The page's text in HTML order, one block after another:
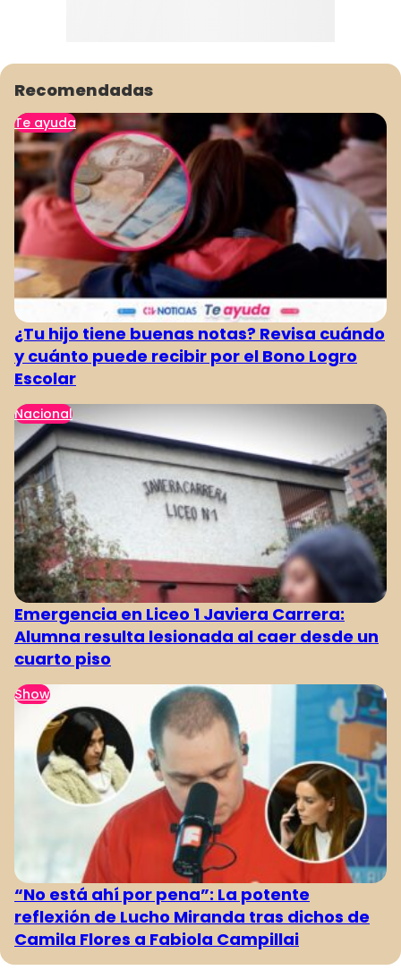
Recomendadas
Te ayuda
¿Tu hijo tiene buenas notas? Revisa cuándo
y cuánto puede recibir por el Bono Logro
Escolar
Nacional
Emergencia en Liceo 1 Javiera Carrera:
Alumna resulta lesionada al caer desde un
cuarto piso
Show
“No está ahí por pena”: La potente
reflexión de Lucho Miranda tras dichos de
Camila Flores a Fabiola Campillai